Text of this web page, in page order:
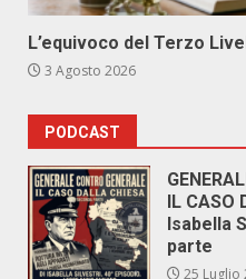
L’equivoco del Terzo
3 Agosto 2026
PODCAST
IL CASO
Isabella
parte
25 Luglio